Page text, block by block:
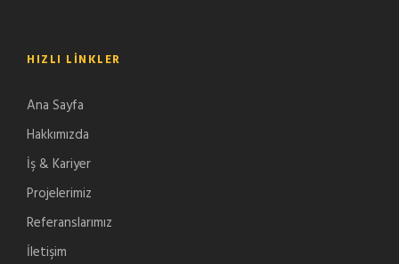
HIZLI LINKLER
Ana Sayfa
Hakkımızda
İş & Kariyer
Projelerimiz
Referanslarımız
İletişim